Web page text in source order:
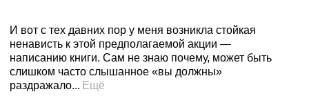
И вот с тех давних пор у меня возникла стойкая
ненависть к этой предполагаемой акции —
написанию книги. Сам не знаю почему, может быть
слишком часто слышанное «вы должны»
раздражало... Ещё